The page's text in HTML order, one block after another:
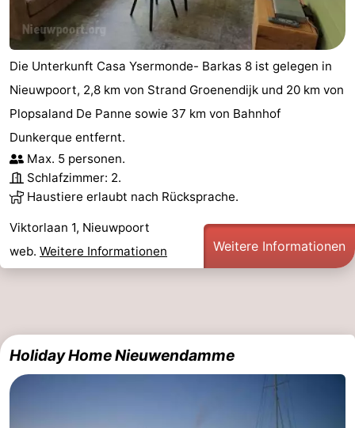
Die Unterkunft Casa Ysermonde- Barkas 8 ist gelegen in
Nieuwpoort, 2,8 km von Strand Groenendijk und 20 km von
Plopsaland De Panne sowie 37 km von Bahnhof
Dunkerque entfernt.
Max. 5 personen.
Schlafzimmer: 2.
Haustiere erlaubt nach Rücksprache.
Viktorlaan 1, Nieuwpoort
web. Weitere Informationen Weitere Informationen
Holiday Home Nieuwendamme